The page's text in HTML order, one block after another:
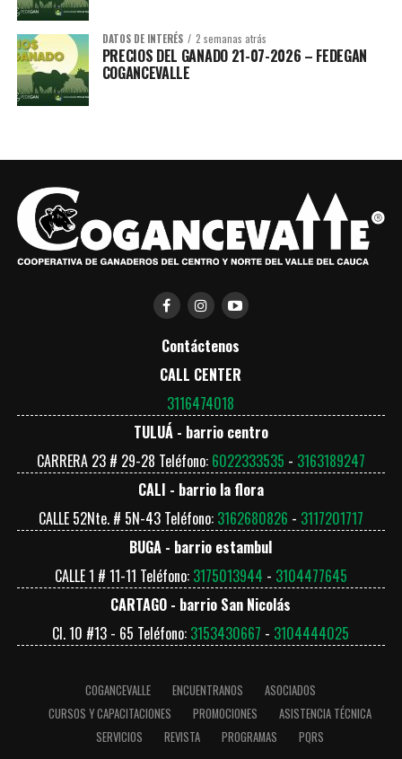
Brochure-Tanques-Agro_compressed-1 Descarga
DATOS DE INTERÉS 2 semanas atrás
PRECIOS DEL GANADO 21-07-2026 – FEDEGAN
COGANCEVALLE
Contáctenos
CALL CENTER
3116474018
TULUÁ - barrio centro
CARRERA 23 # 29-28 Teléfono: 6022333535 - 3163189247
CALI - barrio la flora
CALLE 52Nte. # 5N-43 Teléfono: 3162680826 - 3117201717
BUGA - barrio estambul
CALLE 1 # 11-11 Teléfono: 3175013944 - 3104477645
CARTAGO - barrio San Nicolás
Cl. 10 #13 - 65 Teléfono: 3153430667 - 3104444025
COGANCEVALLE ENCUENTRANOS
ASOCIADOS
CURSOS Y CAPACITACIONES
PROMOCIONES
ASISTENCIA TÉCNICA
SERVICIOS
REVISTA PROGRAMAS PQRS